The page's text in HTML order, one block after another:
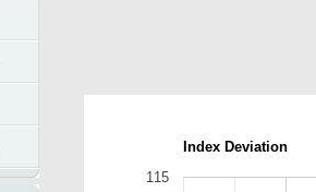
Index Deviation
115